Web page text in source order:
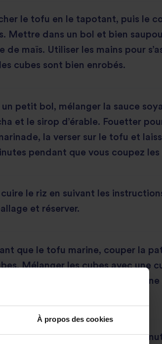
À propos des cookies
le tofu en le tapotant, puis le
Mettre dans un bol et bien
de maïs. Utiliser les mains pour
cubes sont bien enrobés.
un petit bol, mélanger la sauce
et le sirop d’érable. Fouetter
la verser sur le tofu et
pendant que vous coupez les
cuire le riz en suivant les
et réserver.
que le tofu marine, couper la
Mélanger les cubes avec une
d’huile d’olive et les placer sur
pendant 10 minutes. Après 10